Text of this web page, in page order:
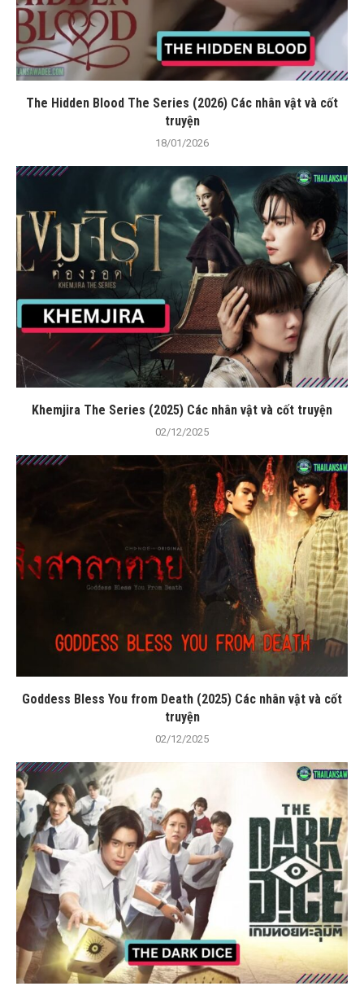
The Hidden Blood The Series (2026) Các nhân vật và cốt
truyện
18/01/2026
Khemjira The Series (2025) Các nhân vật và cốt truyện
02/12/2025
Goddess Bless You from Death (2025) Các nhân vật và cốt
truyện
02/12/2025